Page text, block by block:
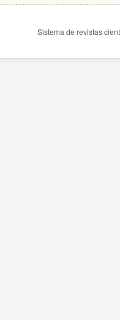
Sistema de revistas